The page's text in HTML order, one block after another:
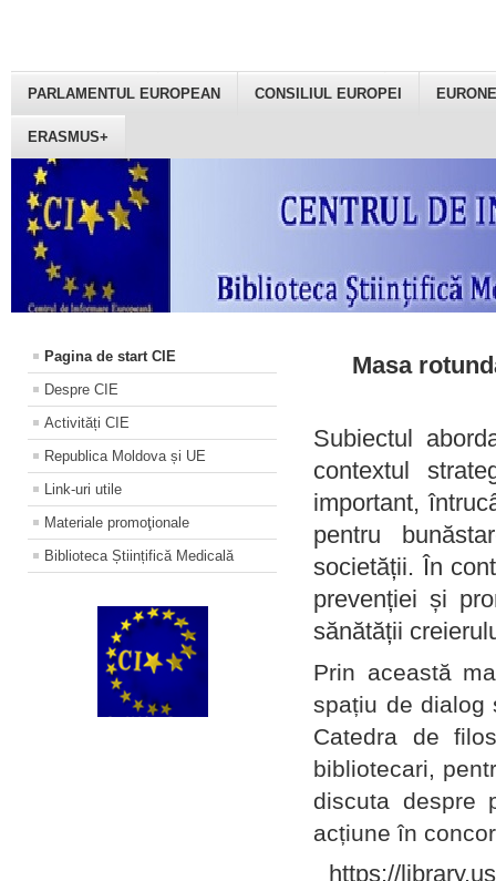
PARLAMENTUL EUROPEAN CONSILIUL EUROPEI
ERASMUS+
Pagina de start CIE
Despre CIE
Activități CIE
Republica Moldova și UE
Link-uri utile
Materiale promoţionale
Biblioteca Științifică Medicală
Masa
Subiectul
contextul
important,
pentru
societății. În
prevenției și
sănătății
Prin această
spațiu de dialog
Catedra de
bibliotecari,
discuta despre
acțiune în
https://